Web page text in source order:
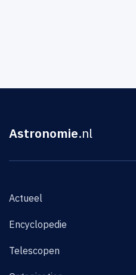
Astronomie.nl
Actueel
Encyclopedie
Telescopen